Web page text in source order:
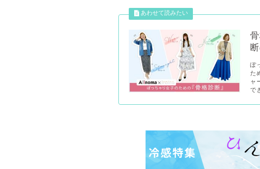
ぽ
た
ャ
で